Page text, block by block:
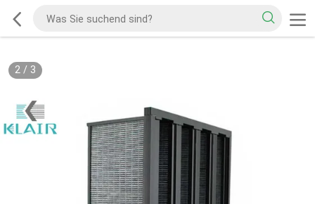
2/ 3